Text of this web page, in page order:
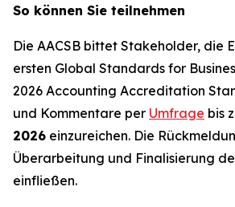
So können Sie teilnehmen
Die AACSB bittet Stakeholder, die
ersten Global Standards for
2026 Accounting Accreditation
und Kommentare per Umfrage bis
2026 einzureichen. Die
Überarbeitung und Finalisierung
einfließen.